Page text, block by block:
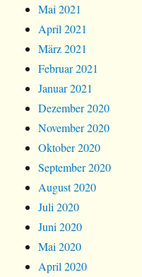
Mai 2021
April 2021
März 2021
Februar 2021
Januar 2021
Dezember 2020
November 2020
Oktober 2020
September 2020
August 2020
Juli 2020
Juni 2020
Mai 2020
April 2020